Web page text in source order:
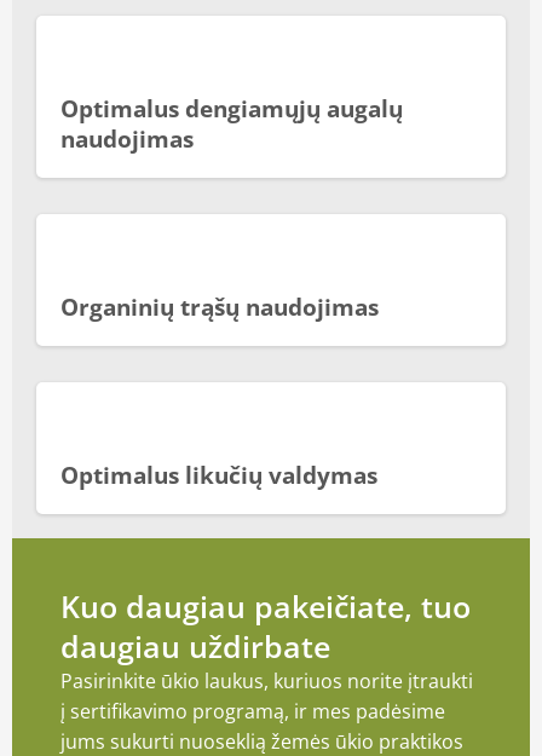
Optimalus dengiamųjų augalų
naudojimas
Organinių trąšų naudojimas
Optimalus likučių valdymas
Kuo daugiau pakeičiate, tuo
daugiau uždirbate
Pasirinkite ūkio laukus, kuriuos norite įtraukti
į sertifikavimo programą, ir mes padėsime
jums sukurti nuoseklią žemės ūkio praktikos